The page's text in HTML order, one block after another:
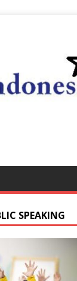
SPEAKING